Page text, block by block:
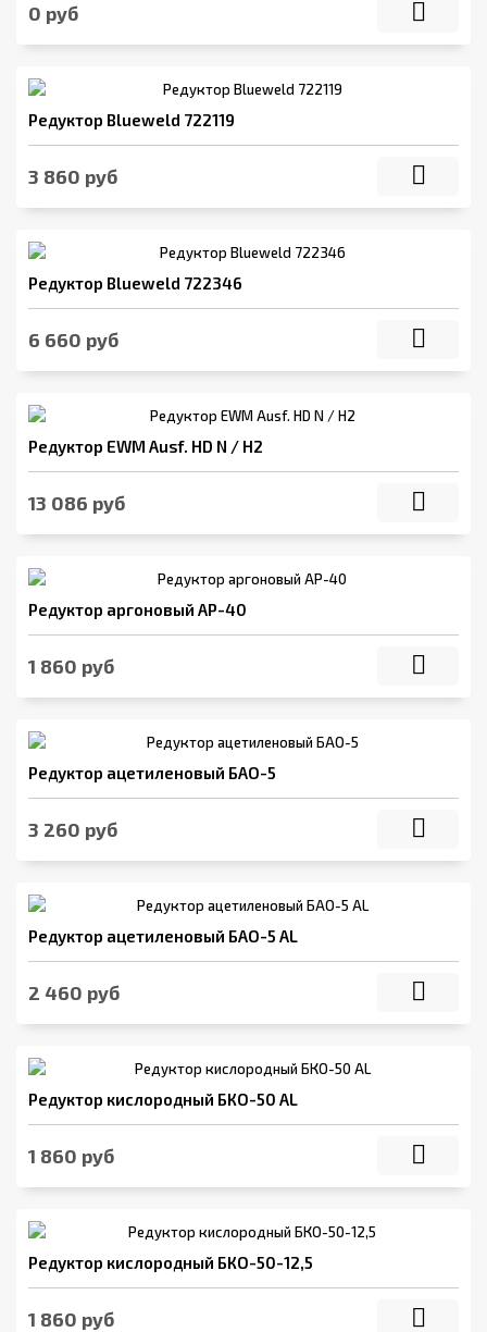
0 руб
Редуктор Blueweld 722119
3 860 руб
Редуктор Blueweld 722346
6 660 руб
Редуктор EWM Ausf. HD N / H2
13 086 руб
Редуктор аргоновый АР-40
1 860 руб
Редуктор ацетиленовый БАО-5
3 260 руб
Редуктор ацетиленовый БАО-5 AL
2 460 руб
Редуктор кислородный БКО-50 AL
1 860 руб
Редуктор кислородный БКО-50-12,5
1 860 руб